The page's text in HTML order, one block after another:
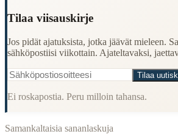
Tilaa viisauskirje
Jos pidät ajatuksista, jotka jäävät mieleen.
sähköpostiisi viikottain. Ajateltavaksi,
Tilaa
Ei roskapostia. Peru milloin tahansa.
Samankaltaisia sananlaskuja